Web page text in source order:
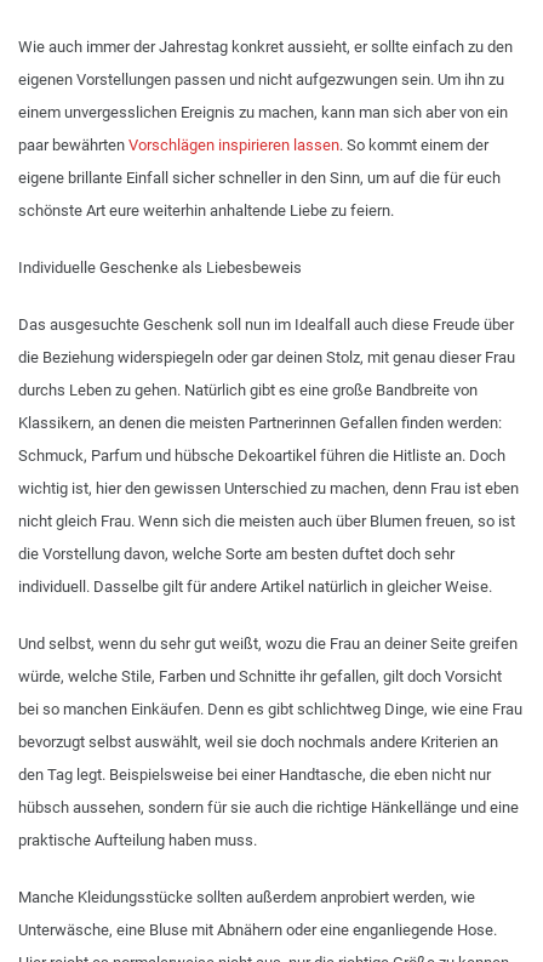
Wie auch immer der Jahrestag konkret aussieht, er sollte einfach zu den
eigenen Vorstellungen passen und nicht aufgezwungen sein. Um ihn zu
einem unvergesslichen Ereignis zu machen, kann man sich aber von ein
paar bewährten Vorschlägen inspirieren lassen. So kommt einem der
eigene brillante Einfall sicher schneller in den Sinn, um auf die für euch
schönste Art eure weiterhin anhaltende Liebe zu feiern.
Individuelle Geschenke als Liebesbeweis
Das ausgesuchte Geschenk soll nun im Idealfall auch diese Freude über
die Beziehung widerspiegeln oder gar deinen Stolz, mit genau dieser Frau
durchs Leben zu gehen. Natürlich gibt es eine große Bandbreite von
Klassikern, an denen die meisten Partnerinnen Gefallen finden werden:
Schmuck, Parfum und hübsche Dekoartikel führen die Hitliste an. Doch
wichtig ist, hier den gewissen Unterschied zu machen, denn Frau ist eben
nicht gleich Frau. Wenn sich die meisten auch über Blumen freuen, so ist
die Vorstellung davon, welche Sorte am besten duftet doch sehr
individuell. Dasselbe gilt für andere Artikel natürlich in gleicher Weise.
Und selbst, wenn du sehr gut weißt, wozu die Frau an deiner Seite greifen
würde, welche Stile, Farben und Schnitte ihr gefallen, gilt doch Vorsicht
bei so manchen Einkäufen. Denn es gibt schlichtweg Dinge, wie eine Frau
bevorzugt selbst auswählt, weil sie doch nochmals andere Kriterien an
den Tag legt. Beispielsweise bei einer Handtasche, die eben nicht nur
hübsch aussehen, sondern für sie auch die richtige Hänkellänge und eine
praktische Aufteilung haben muss.
Manche Kleidungsstücke sollten außerdem anprobiert werden, wie
Unterwäsche, eine Bluse mit Abnähern oder eine enganliegende Hose.